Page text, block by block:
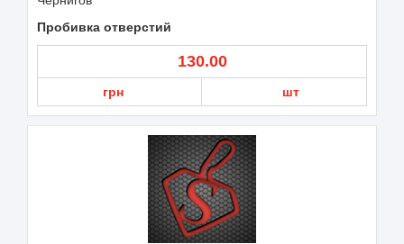
Пробивка отверстий
130.00
грн шт